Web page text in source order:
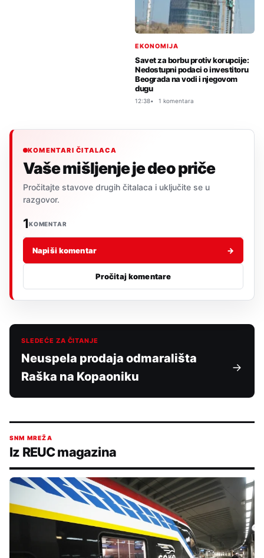
EKONOMIJA
Savet za borbu protiv korupcije:
Nedostupni podaci o investitoru
Beograda na vodi i njegovom
dugu
12:38 1 komentara
KOMENTARI ČITALACA
Vaše mišljenje je deo priče
Pročitajte stavove drugih čitalaca i uključite se u
razgovor.
1KOMENTAR
Napiši komentar →
Pročitaj komentare
SLEDEĆE ZA ČITANJE
Neuspela prodaja odmarališta
Raška na Kopaoniku
SNM MREŽA
Iz REUC magazina